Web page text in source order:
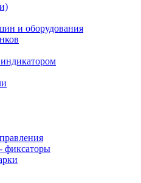
и оборудования
фиксаторы